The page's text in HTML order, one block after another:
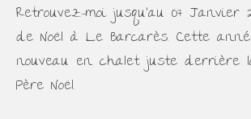
Retrouvez-moi jusqu'au 07 Janvier
de Noël à Le Barcarès. Cette
nouveau en chalet juste derrière
Père Noël.